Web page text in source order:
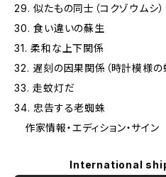
29. 似たもの同士（コクゾウムシ）
30. 食い違いの蘇生
31. 柔和な上下関係
32. 遅刻の因果関係（時計模様の
33. 走蚊灯だ
34. 忠告する老蜘蛛
作家情報・エディション・サイン
International